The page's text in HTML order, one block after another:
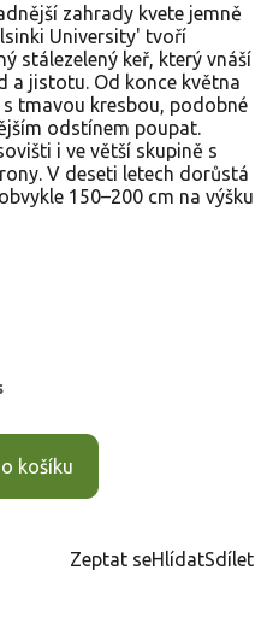
košíku
zahrady kvete jemně
University' tvoří
stálezelený keř, který vnáší
a jistotu. Od konce května
tmavou kresbou, podobné
odstínem poupat.
i ve větší skupině s
V deseti letech dorůstá
150–200 cm na výšku
Zeptat seHlídatSdílet